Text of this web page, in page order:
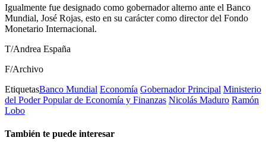
Igualmente fue designado como gobernador alterno ante el Banco
Mundial, José Rojas, esto en su carácter como director del Fondo
Monetario Internacional.
T/Andrea España
F/Archivo
EtiquetasBanco Mundial Economía Gobernador Principal Ministerio
del Poder Popular de Economía y Finanzas Nicolás Maduro Ramón
Lobo
También te puede interesar